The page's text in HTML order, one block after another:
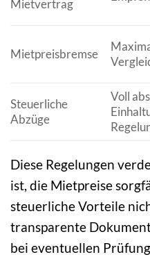
Mietvertrag
Mietpreisbremse
Steuerliche
Abzüge
Voll
Diese Regelungen
ist, die Mietpreise
steuerliche Vorteile
transparente
bei eventuellen